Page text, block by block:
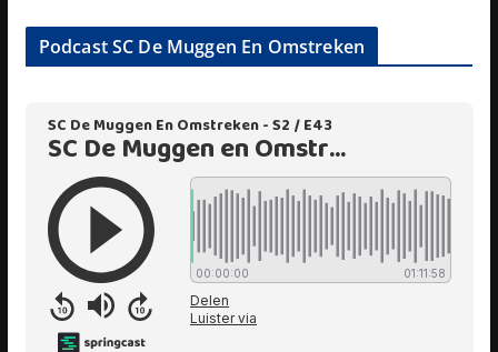
Podcast SC De Muggen En Omstreken